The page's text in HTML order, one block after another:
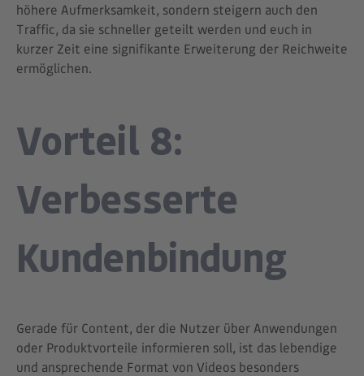
höhere Aufmerksamkeit, sondern steigern auch den
Traffic, da sie schneller geteilt werden und euch in
kurzer Zeit eine signifikante Erweiterung der Reichweite
ermöglichen.
Vorteil 8:
Verbesserte
Kundenbindung
Gerade für Content, der die Nutzer über Anwendungen
oder Produktvorteile informieren soll, ist das lebendige
und ansprechende Format von Videos besonders